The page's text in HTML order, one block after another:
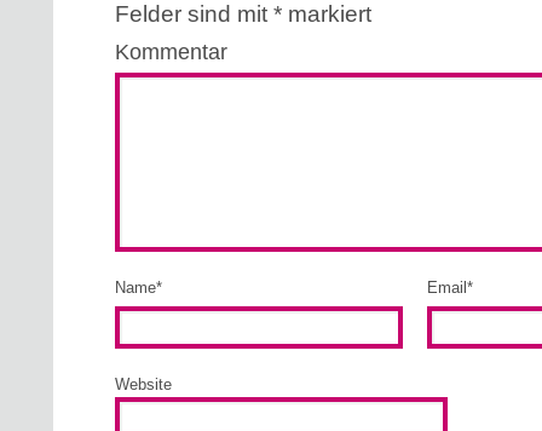
Felder sind mit * markiert
Kommentar
Name* Email *
Website